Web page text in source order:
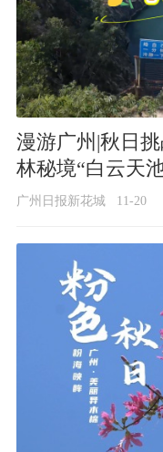
漫游广州|秋日
林秘境“白云天
广州日报新花城 11-20